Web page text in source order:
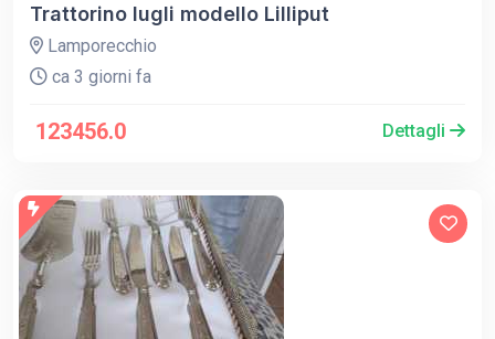
Trattorino lugli modello Lilliput
Lamporecchio
ca 3 giorni fa
123456.0 Dettagli